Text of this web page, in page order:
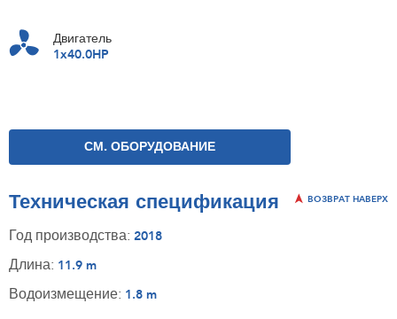
Двигатель
1x40.0HP
СМ. ОБОРУДОВАНИЕ
Техническая спецификация ВОЗВРАТ НАВЕРХ
Год производства: 2018
Длина: 11.9 m
Водоизмещение: 1.8 m